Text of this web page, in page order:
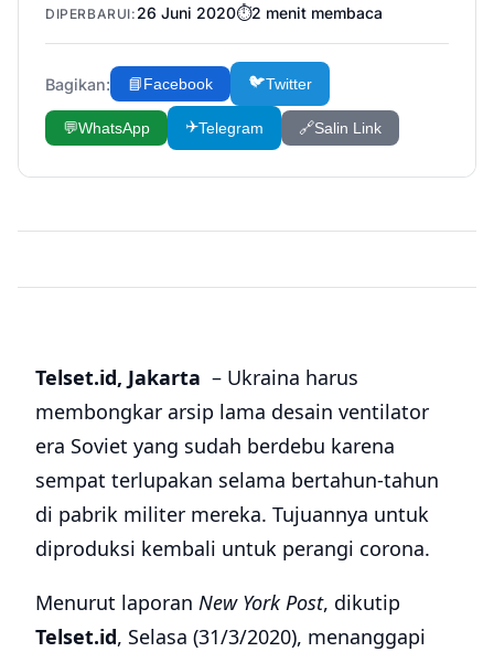
DIPERBARUI: 26 Juni 2020⏱️2 menit membaca
Bagikan: 📘Facebook 🐦Twitter
💬WhatsApp ✈️Telegram 🔗Salin Link
Telset.id, Jakarta – Ukraina harus
membongkar arsip lama desain ventilator
era Soviet yang sudah berdebu karena
sempat terlupakan selama bertahun-tahun
di pabrik militer mereka. Tujuannya untuk
diproduksi kembali untuk perangi corona.
Menurut laporan New York Post, dikutip
Telset.id, Selasa (31/3/2020), menanggapi